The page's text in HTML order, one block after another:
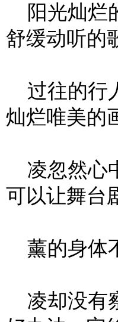
阳光灿烂
舒缓动听的
过往的行
灿烂唯美的
凌忽然心
可以让舞台
薰的身体
凌却没有